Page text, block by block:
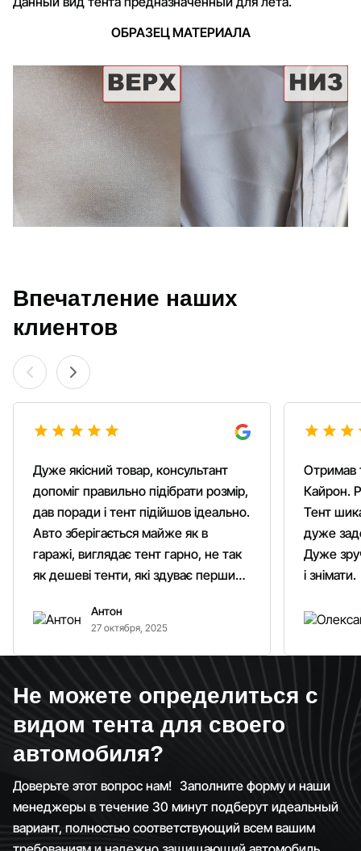
ОБРАЗЕЦ МАТЕРИАЛА
Впечатление наших
клиентов
Дуже якісний товар, консультант
допоміг правильно підібрати розмір,
дав поради і тент підійшов ідеально.
Авто зберігається майже як в
гаражі, виглядає тент гарно, не так
як дешеві тенти, які здуває першим
Рекомендую однозначно!
Антон
27 октября, 2025
Отримав
Кайрон.
Тент
дуже
Дуже
і знімати.
Не можете определиться с
видом тента для своего
автомобиля?
Доверьте этот вопрос нам! Заполните форму и наши
менеджеры в течение 30 минут подберут идеальный
вариант, полностью соответствующий всем вашим